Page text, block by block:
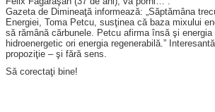
Gazeta de Dimineaţă informează: „Săptămâna
Energiei, Toma Petcu, susţinea că baza mixului
să rămână cărbunele. Petcu afirma însă şi energia
hidroenergetic ori energia regenerabilă.”
propoziţie – şi fără sens.
Să corectaţi bine!